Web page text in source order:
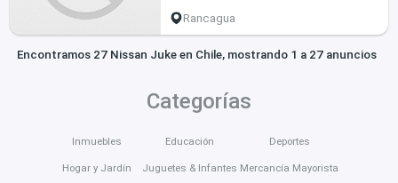
Rancagua
Encontramos 27 Nissan Juke en Chile, mostrando 1 a 27 anuncios
Categorías
Inmuebles
Hogar y Jardín
Educación
Juguetes & Infantes
Deportes
Mercancía Mayorista